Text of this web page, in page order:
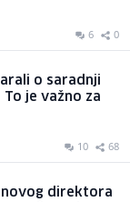
6 0
o saradnji
To je važno za
10 68
novog direktora